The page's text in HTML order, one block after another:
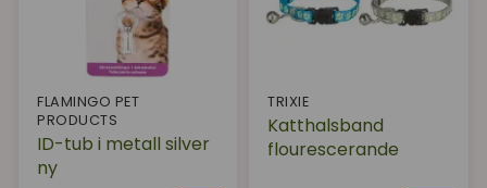
FLAMINGO PET
PRODUCTS
ID-tub i metall silver
ny
TRIXIE
Katthalsband
flourescerande